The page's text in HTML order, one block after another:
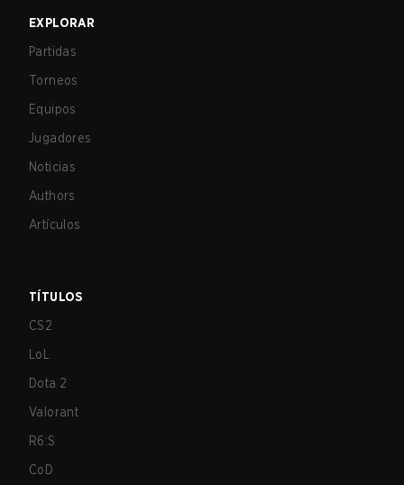
EXPLORAR
Partidas
Torneos
Equipos
Jugadores
Noticias
Authors
Artículos
TÍTULOS
CS2
LoL
Dota 2
Valorant
R6:S
CoD